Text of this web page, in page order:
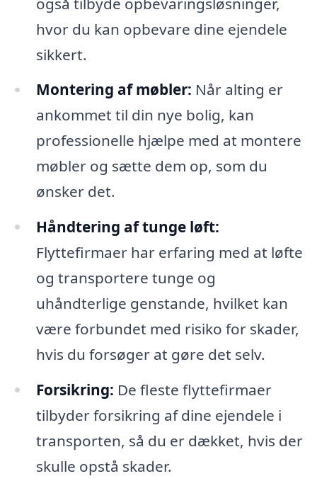
hvor du kan opbevare dine ejendele
sikkert.
Montering af møbler: Når alting er
ankommet til din nye bolig, kan
professionelle hjælpe med at montere
møbler og sætte dem op, som du
ønsker det.
Håndtering af tunge løft:
Flyttefirmaer har erfaring med at løfte
og transportere tunge og
uhåndterlige genstande, hvilket kan
være forbundet med risiko for skader,
hvis du forsøger at gøre det selv.
Forsikring: De fleste flyttefirmaer
tilbyder forsikring af dine ejendele i
transporten, så du er dækket, hvis der
skulle opstå skader.